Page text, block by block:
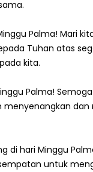
Palma! Mari
Tuhan atas
kita.
Palma!
menyenangkan
di hari Minggu
untuk